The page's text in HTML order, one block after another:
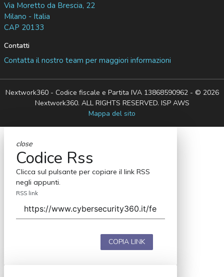
Via Moretto da Brescia, 22
Milano - Italia
CAP 20133
Contatti
Contatta il nostro team per maggiori informazioni
Nextwork360 - Codice fiscale e Partita IVA 13868590962 - © 2026
Nextwork360. ALL RIGHTS RESERVED. ISP AWS
Mappa del sito
close
Codice Rss
Clicca sul pulsante per copiare il link RSS
negli appunti.
RSS link
COPIA LINK